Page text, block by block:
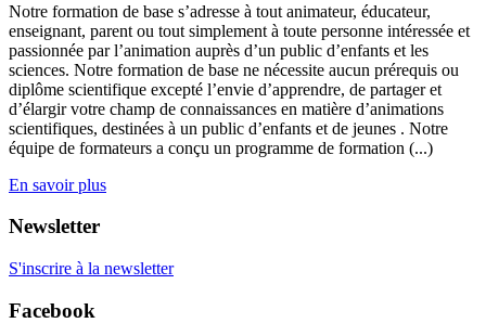
Notre formation de base s’adresse à tout animateur, éducateur,
enseignant, parent ou tout simplement à toute personne intéressée et
passionnée par l’animation auprès d’un public d’enfants et les
sciences. Notre formation de base ne nécessite aucun prérequis ou
diplôme scientifique excepté l’envie d’apprendre, de partager et
d’élargir votre champ de connaissances en matière d’animations
scientifiques, destinées à un public d’enfants et de jeunes . Notre
équipe de formateurs a conçu un programme de formation (...)
En savoir plus
Newsletter
S'inscrire à la newsletter
Facebook